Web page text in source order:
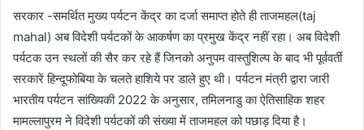
सरकार -समर्थित मुख्य पर्यटन केंद्र का दर्जा समाप्त होते ही ताजमहल(taj
mahal) अब विदेशी पर्यटकों के आकर्षण का प्रमुख केंद्र नहीं रहा। अब विदेशी
पर्यटक उन स्थलों की सैर कर रहे हैं जिनको अनुपम वास्तुशिल्प के बाद भी पूर्ववर्ती
सरकारें हिन्दूफोबिया के चलते हाशिये पर डाले हुए थी। पर्यटन मंत्री द्वारा जारी
भारतीय पर्यटन सांख्यिकी 2022 के अनुसार, तमिलनाडु का ऐतिसाहिक शहर
मामल्लापुरम ने विदेशी पर्यटकों की संख्या में ताजमहल को पछाड़ दिया है।